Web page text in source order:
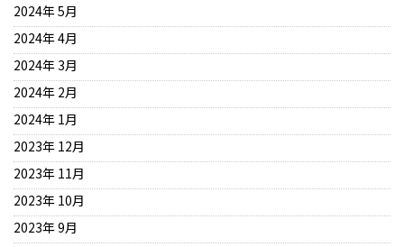
2024年 5月
2024年 4月
2024年 3月
2024年 2月
2024年 1月
2023年 12月
2023年 11月
2023年 10月
2023年 9月